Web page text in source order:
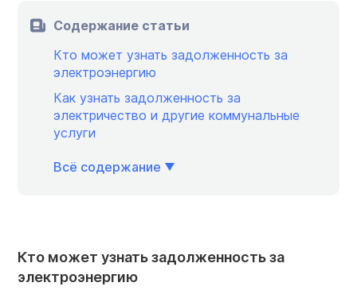
Содержание статьи
Кто может узнать задолженность за
электроэнергию
Как узнать задолженность за
электричество и другие коммунальные
услуги
Всё содержание
Кто может узнать задолженность за
электроэнергию